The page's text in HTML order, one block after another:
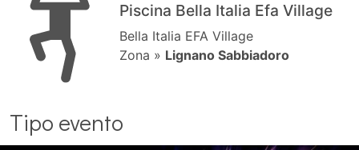
Piscina Bella Italia Efa Village
Bella Italia EFA Village
Zona » Lignano Sabbiadoro
Tipo evento